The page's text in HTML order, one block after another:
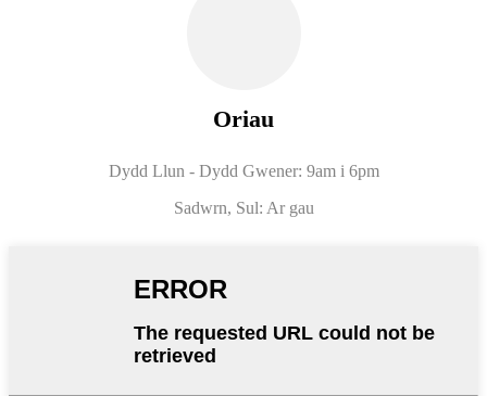
Oriau
Dydd Llun - Dydd Gwener: 9am i 6pm
Sadwrn, Sul: Ar gau